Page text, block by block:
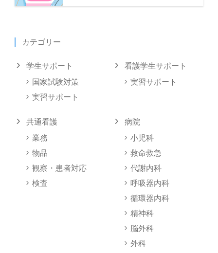
カテゴリー
学生サポート
国家試験対策
実習サポート
看護学生サポート
実習サポート
共通看護
業務
物品
観察・患者対応
検査
病院
小児科
救命救急
代謝内科
呼吸器内科
循環器内科
精神科
脳外科
外科